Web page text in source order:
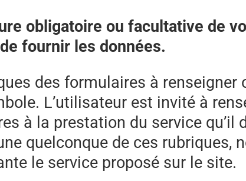
obligatoire ou facultative de
fournir les données.
des formulaires à
L’utilisateur est invité à
à la prestation du service qu’il
quelconque de ces rubriques,
le service proposé sur le site.